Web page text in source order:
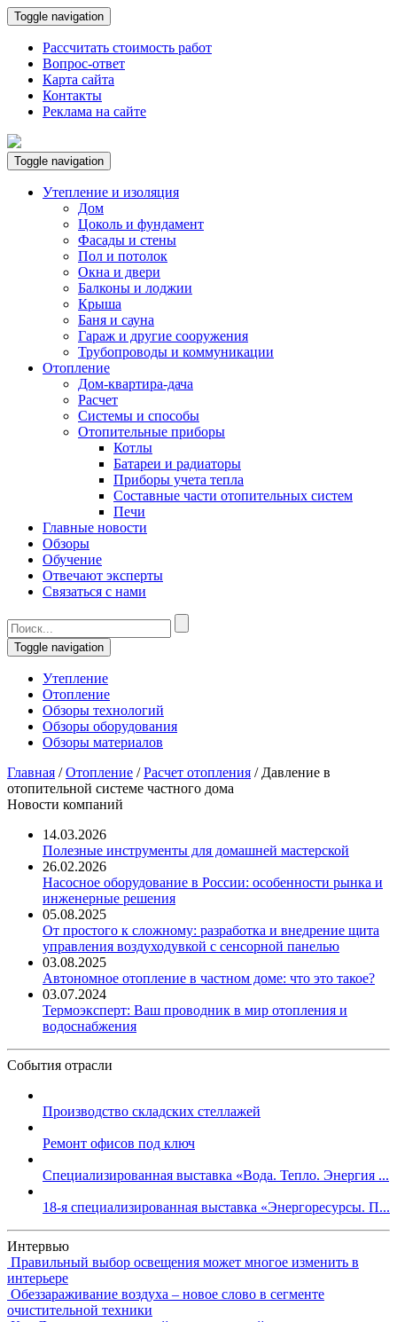
Toggle navigation
Рассчитать стоимость работ
Вопрос-ответ
Карта сайта
Контакты
Реклама на сайте
Toggle navigation
Утепление и изоляция
Дом
Цоколь и фундамент
Фасады и стены
Пол и потолок
Окна и двери
Балконы и лоджии
Крыша
Баня и сауна
Гараж и другие сооружения
Трубопроводы и коммуникации
Отопление
Дом-квартира-дача
Расчет
Системы и способы
Отопительные приборы
Котлы
Батареи и радиаторы
Приборы учета тепла
Составные части отопительных систем
Печи
Главные новости
Обзоры
Обучение
Отвечают эксперты
Связаться с нами
Toggle navigation
Утепление
Отопление
Обзоры технологий
Обзоры оборудования
Обзоры материалов
Главная /Отопление /Расчет отопления / Давление в
отопительной системе частного дома
Новости компаний
14.03.2026
Полезные инструменты для домашней мастерской
26.02.2026
Насосное оборудование в России: особенности рынка и
инженерные решения
05.08.2025
От простого к сложному: разработка и внедрение щита
управления воздуходувкой с сенсорной панелью
03.08.2025
Автономное отопление в частном доме: что это такое?
03.07.2024
Термоэксперт: Ваш проводник в мир отопления и
водоснабжения
События отрасли
Производство складских стеллажей
Ремонт офисов под ключ
Специализированная выставка «Вода. Тепло. Энергия ...
18-я специализированная выставка «Энергоресурсы. П...
Интервью
Правильный выбор освещения может многое изменить в
интерьере
Обеззараживание воздуха – новое слово в сегменте
очистительной техники